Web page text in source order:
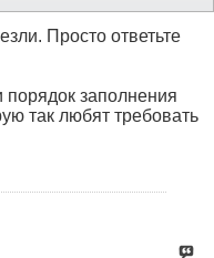
Просто ответьте
заполнения
так любят требовать